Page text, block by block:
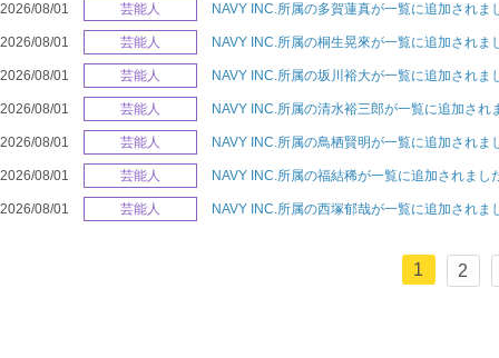
2026/08/01 芸能人 NAVY INC.所属の多賀蓮真が一覧に追加されま
2026/08/01 芸能人 NAVY INC.所属の桐生晃來が一覧に追加されま
2026/08/01 芸能人 NAVY INC.所属の坂川裕大が一覧に追加されま
2026/08/01 芸能人 NAVY INC.所属の清水裕三郎が一覧に追加され
2026/08/01 芸能人 NAVY INC.所属の鳥栖賢明が一覧に追加されま
2026/08/01 芸能人 NAVY INC.所属の福結稀が一覧に追加されまし
2026/08/01 芸能人 NAVY INC.所属の西塚郁哉が一覧に追加されま
1 2